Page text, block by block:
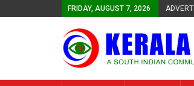
FRIDAY, AUGUST 7, 2026